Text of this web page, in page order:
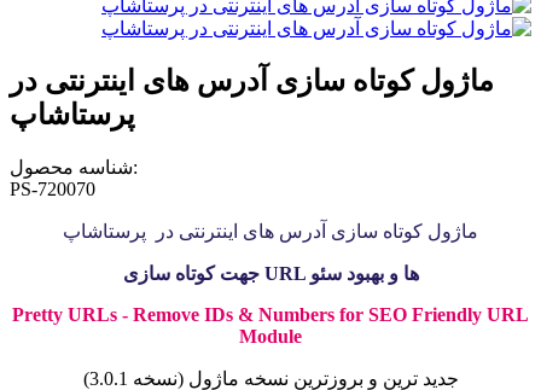
ماژول کوتاه سازی آدرس های اینترنتی در
پرستاشاپ
شناسه محصول:
PS-720070
ماژول کوتاه سازی آدرس های اینترنتی در پرستاشاپ
جهت کوتاه سازی URL ها و بهبود سئو
Pretty URLs - Remove IDs & Numbers for SEO Friendly URL
Module
جدید ترین و بروزترین نسخه ماژول (نسخه 3.0.1)